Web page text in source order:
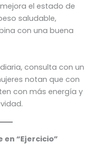
el estado de
saludable,
con una buena
consulta con un
notan que con
con más energía y
en “Ejercicio”